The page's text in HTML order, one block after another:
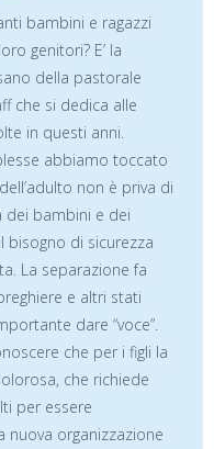
bambini e ragazzi
genitori? E’ la
della pastorale
che si dedica alle
in questi anni.
abbiamo toccato
non è priva di
dei bambini e dei
bisogno di sicurezza
La separazione fa
e altri stati
dare “voce”.
che per i figli la
che richiede
per essere
nuova organizzazione